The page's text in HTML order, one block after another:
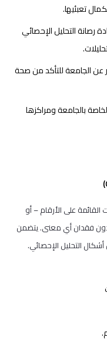
تعبئيها.
التحليل الإحصائي
عن الجامعة للتأكد من صحة
بالجامعة ومراكزها
القائمة على الأرقام – أو
دون فقدان أي معنى. يتضمن
التحليل الإحصائي.